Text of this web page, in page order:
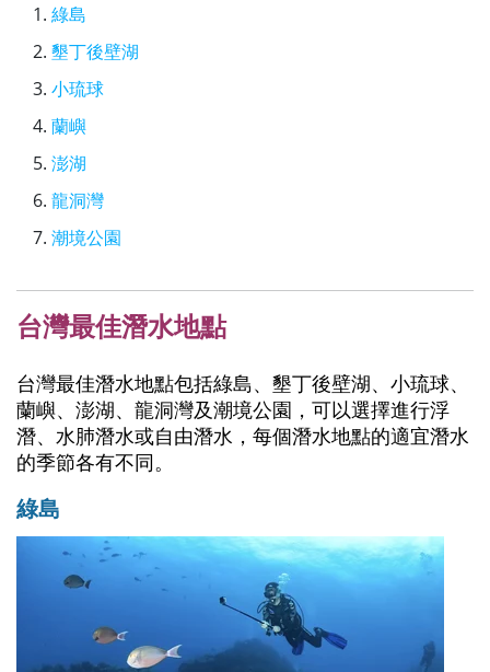
綠島
墾丁後壁湖
小琉球
蘭嶼
澎湖
龍洞灣
潮境公園
台灣最佳潛水地點
台灣最佳潛水地點包括綠島、墾丁後壁湖、小琉球、
蘭嶼、澎湖、龍洞灣及潮境公園，可以選擇進行浮
潛、水肺潛水或自由潛水，每個潛水地點的適宜潛水
的季節各有不同。
綠島